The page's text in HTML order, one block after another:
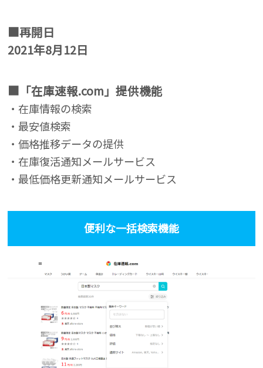
■再開日
2021年8月12日
■「在庫速報.com」提供機能
・在庫情報の検索
・最安値検索
・価格推移データの提供
・在庫復活通知メールサービス
・最低価格更新通知メールサービス
便利な一括検索機能